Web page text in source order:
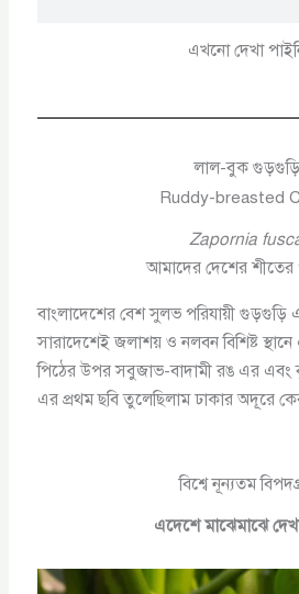
এখনো দেখা
লাল-বুক গুড়গুড়ি
Ruddy-breasted
Zapornia
আমাদের দেশের শীতের
বাংলাদেশের বেশ সুলভ পরিযায়ী গুড়গুড়ি
সারাদেশেই জলাশয় ও নলবন বিশিষ্ট
পিঠের উপর সবুজাভ-বাদামী রঙ এর
এর প্রথম ছবি তুলেছিলাম ঢাকার অদূরে
বিশ্বে নূন্যতম
এদেশে মাঝেমাঝে